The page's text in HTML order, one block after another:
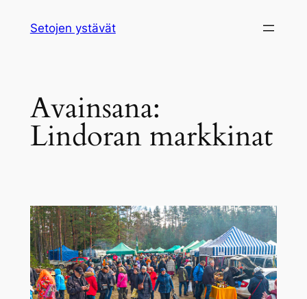
sisältöön
Setojen ystävät
Avainsana:
Lindoran markkinat